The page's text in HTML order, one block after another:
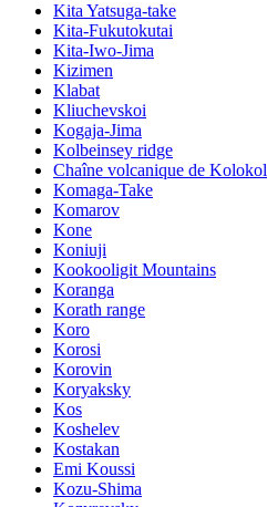
Kita Yatsuga-take
Kita-Fukutokutai
Kita-Iwo-Jima
Kizimen
Klabat
Kliuchevskoi
Kogaja-Jima
Kolbeinsey ridge
Chaîne volcanique de Kolokol
Komaga-Take
Komarov
Kone
Koniuji
Kookooligit Mountains
Koranga
Korath range
Koro
Korosi
Korovin
Koryaksky
Kos
Koshelev
Kostakan
Emi Koussi
Kozu-Shima